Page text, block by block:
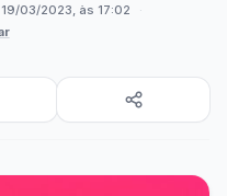
19/03/2023, às 17:02
·